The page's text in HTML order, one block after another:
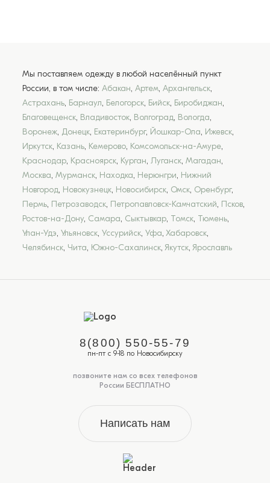
Мы поставляем одежду в любой населённый пункт
России, в том числе: Абакан, Артем, Архангельск,
Астрахань, Барнаул, Белогорск, Бийск, Биробиджан,
Благовещенск, Владивосток, Волгоград, Вологда,
Воронеж, Донецк, Екатеринбург, Йошкар-Ола, Ижевск,
Иркутск, Казань, Кемерово, Комсомольск-на-Амуре,
Краснодар, Красноярск, Курган, Луганск, Магадан,
Москва, Мурманск, Находка, Нерюнгри, Нижний
Новгород, Новокузнецк, Новосибирск, Омск, Оренбург,
Пермь, Петрозаводск, Петропавловск-Камчатский, Псков,
Ростов-на-Дону, Самара, Сыктывкар, Томск, Тюмень,
Улан-Удэ, Ульяновск, Уссурийск, Уфа, Хабаровск,
Челябинск, Чита, Южно-Сахалинск, Якутск, Ярославль
8(800) 550-55-79
пн-пт с 9-18 по Новосибирску
позвоните нам со всех телефонов
России БЕСПЛАТНО
Написать нам